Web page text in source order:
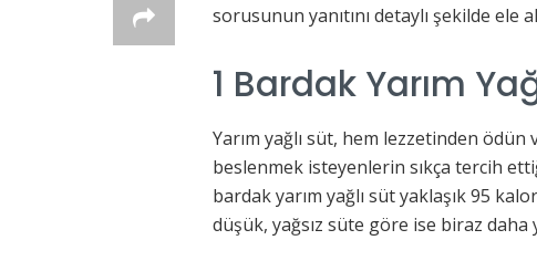
sorusunun yanıtını detaylı şekilde ele
1 Bardak Yarım
Yarım yağlı süt, hem lezzetinden
beslenmek isteyenlerin sıkça tercih
bardak yarım yağlı süt yaklaşık 95
düşük, yağsız süte göre ise biraz daha